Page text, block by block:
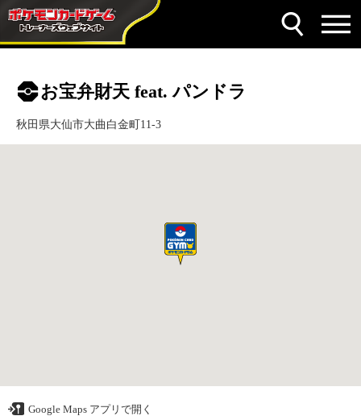
お宝弁財天 feat. パンドラ
秋田県大仙市大曲白金町11-3
Google Maps アプリで開く